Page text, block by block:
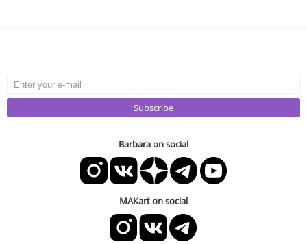
Subscribe
Barbara on social
MAKart on social